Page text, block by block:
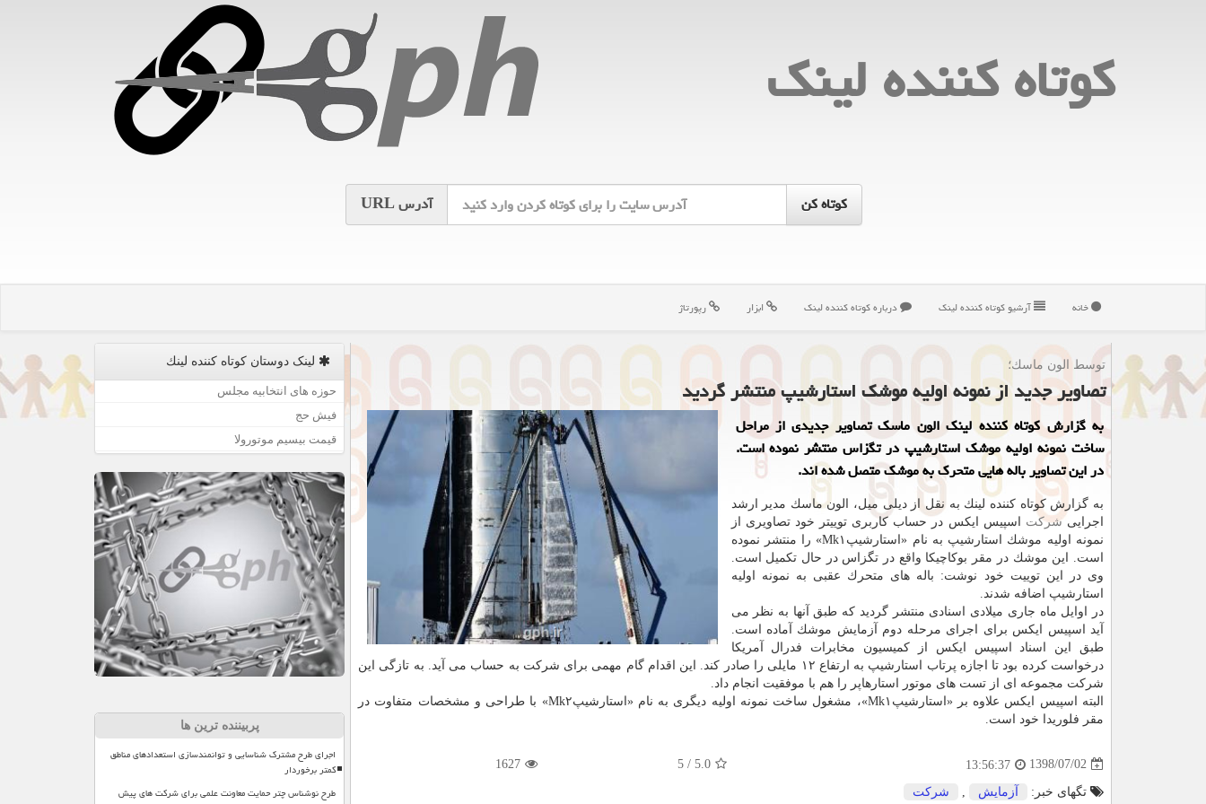
كوتاه كننده لینك
آدرسURL
خانه آرشیو كوتاه كننده لینك درباره كوتاه كننده لینك ابزار رپورتاژ
توسط الون ماسك؛
تصاویر جدید از نمونه اولیه موشك استارشیپ منتشر گردید
به گزارش كوتاه كننده لینك الون ماسك تصاویر جدیدی از مراحل
ساخت نمونه اولیه موشك استارشیپ در تگزاس منتشر نموده است.
در این تصاویر باله هایی متحرك به موشك متصل شده اند.
به گزارش كوتاه كننده لینك به نقل از دیلی میل، الون ماسك مدیر ارشد
اجراییشركت اسپیس ایكس در حساب كاربری توییتر خود تصاویری از
نمونه اولیه موشك استارشیپ به نام «استارشیپMk۱» را منتشر نموده
است. این موشك در مقر بوكاچیكا واقع در تگزاس در حال تكمیل است.
وی در این توییت خود نوشت: باله های متحرك عقبی به نمونه اولیه
استارشیپ اضافه شدند.
در اوایل ماه جاری میلادی اسنادی منتشر گردید كه طبق آنها به نظر می
آید اسپیس ایكس برای اجرای مرحله دوم آزمایش موشك آماده است.
طبق این اسناد اسپیس ایكس از كمیسیون مخابرات فدرال آمریكا
درخواست كرده بود تا اجازه پرتاب استارشیپ به ارتفاع ۱۲ مایلی را صادر كند. این اقدام گام مهمی برای شركت به حساب می آید. به تازگی این
شركت مجموعه ای از تست های موتور استارهاپر را هم با موفقیت انجام داد.
البته اسپیس ایكس علاوه بر «استارشیپMk۱»، مشغول ساخت نمونه اولیه دیگری به نام «استارشیپMk۲» با طراحی و مشخصات متفاوت در
مقر فلوریدا خود است.
1398/07/02
13:56:37
5.0
/
5
1627
تگهای خبر: آزمایش شركت
لینک دوستان كوتاه كننده لینك
حوزه های انتخابیه مجلس
فیش حج
قیمت بیسیم موتورولا
پربیننده ترین ها
اجرای طرح مشترک شناسایی و توانمندسازی استعدادهای مناطق
کمتر برخوردار
طرح نوشناس چتر حمایت معاونت علمی برای شرکت های پیش